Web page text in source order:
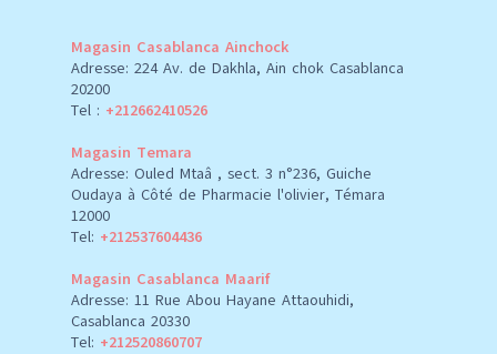
Magasin Casablanca Ainchock
Adresse: 224 Av. de Dakhla, Ain chok Casablanca
20200
Tel : +212662410526
Magasin Temara
Adresse: Ouled Mtaâ , sect. 3 n°236, Guiche
Oudaya à Côté de Pharmacie l'olivier, Témara
12000
Tel: +212537604436
Magasin Casablanca Maarif
Adresse: 11 Rue Abou Hayane Attaouhidi,
Casablanca 20330
Tel: +212520860707